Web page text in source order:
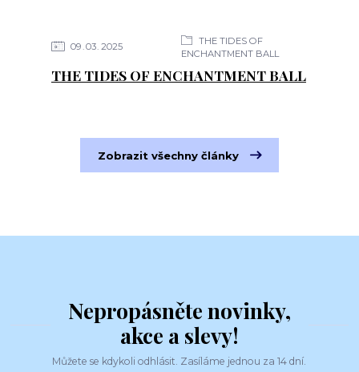
09 03 2025
THE TIDES OF
ENCHANTMENT BALL
THE TIDES OF ENCHANTMENT BALL
Zobrazit všechny články
Nepropásněte novinky,
akce a slevy!
Můžete se kdykoli odhlásit. Zasíláme jednou za 14 dní.